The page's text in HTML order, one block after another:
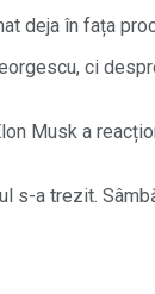
deja în fața
ci
Musk a
s-a trezit.